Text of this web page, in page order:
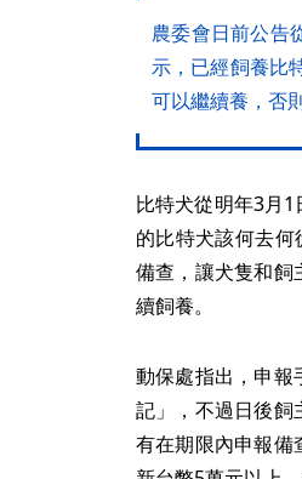
農委會日前公告
示，已經飼養比
可以繼續養，否
比特犬從明年3月
的比特犬該何去
備查，讓犬隻和飼
續飼養。
動保處指出，申報
記」，不過日後飼
有在期限內申報備